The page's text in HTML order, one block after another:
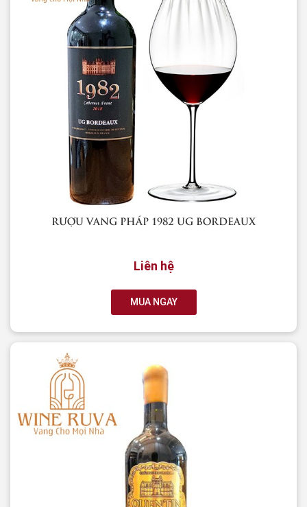
RƯỢU VANG PHÁP 1982 UG BORDEAUX
Liên hệ
MUA NGAY